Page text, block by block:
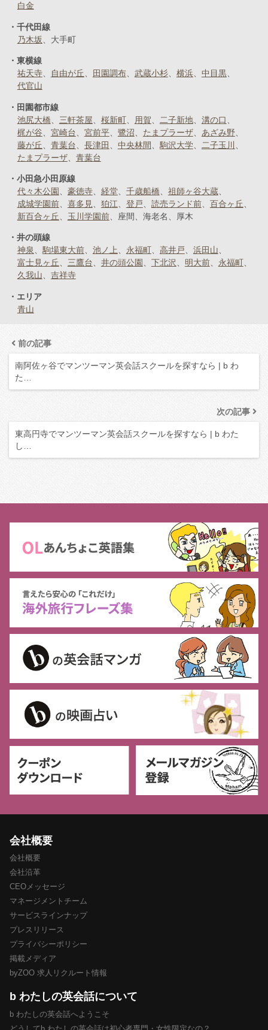
白金
千代田線
乃木坂
大手町
東横線
祐天寺
自由が丘 田園調布 武蔵小杉 横浜
中目黒
代官山
田園都市線
池尻大橋
三軒茶屋 桜新町 用賀 二子新地
溝の口
梶が谷
宮崎台 宮前平 鷺沼 たまプラーザ
あざみ野
藤が丘
青葉台 長津田 中央林間 駒沢大学
二子玉川
たまプラーザ
青葉台
小田急小田原線
代々木公園
豪徳寺 経堂 千歳船橋
祖師ヶ谷大蔵
成城学園前
喜多見 狛江 登戸 読売ランド前
百合ヶ丘
新百合ヶ丘
玉川学園前 座間 海老名 厚木
井の頭線
神泉
駒場東大前 池ノ上 永福町 高井戸
浜田山
富士見ヶ丘
三鷹台 井の頭公園 下北沢 明大前
永福町
久我山
吉祥寺
エリア
青山
前の記事
南阿佐ヶ谷でマンツーマン英会話スクールを探すなら | b わ
た…
次の記事
東高円寺でマンツーマン英会話スクールを探すなら | b わた
し…
会社概要
会社概要
会社沿革
CEOメッセージ
マネージメントチーム
サービスラインナップ
プレスリリース
プライバシーポリシー
掲載メディア
byZOO 求人リクルート情報
b わたしの英会話について
b わたしの英会話へようこそ